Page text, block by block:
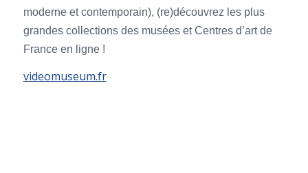
moderne et contemporain), (re)découvrez les plus
grandes collections des musées et Centres d’art de
France en ligne !
videomuseum.fr